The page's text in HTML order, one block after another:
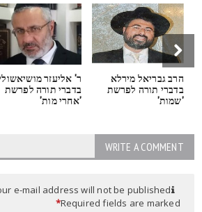
הרב גבריאל מירלא
בדברי תורה לפרשת
'שמות'
ר' אליעזר מושיאשולי
בדברי תורה לפרשת
'אחרי מות'
WRITE A COMMENT
Your e-mail address will not be published.
Required fields are marked
*